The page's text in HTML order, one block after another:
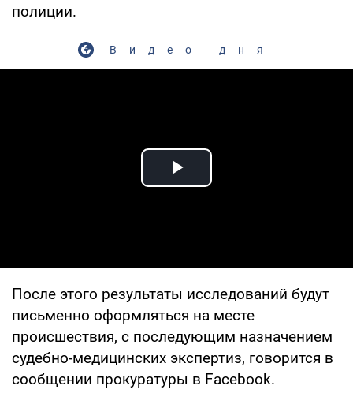
полиции.
Видео дня
Play Video
После этого результаты исследований будут
письменно оформляться на месте
происшествия, с последующим назначением
судебно-медицинских экспертиз, говорится в
сообщении прокуратуры в Facebook.